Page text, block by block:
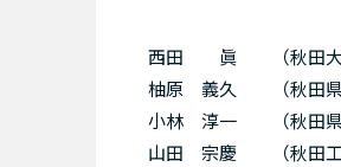
西田 眞 （秋田大学
柚原 義久 （秋田県
小林 淳一 （秋田県
山田 宗慶 （秋田工